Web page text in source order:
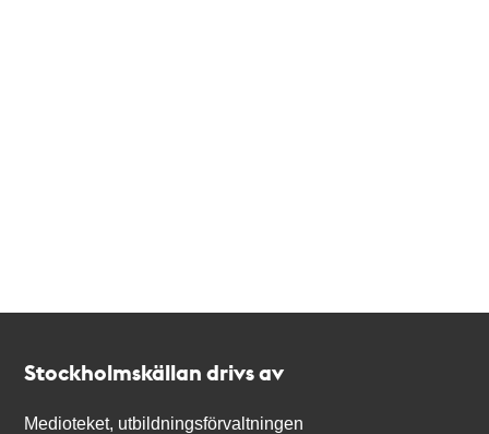
Stockholmskällan drivs av
Medioteket, utbildningsförvaltningen